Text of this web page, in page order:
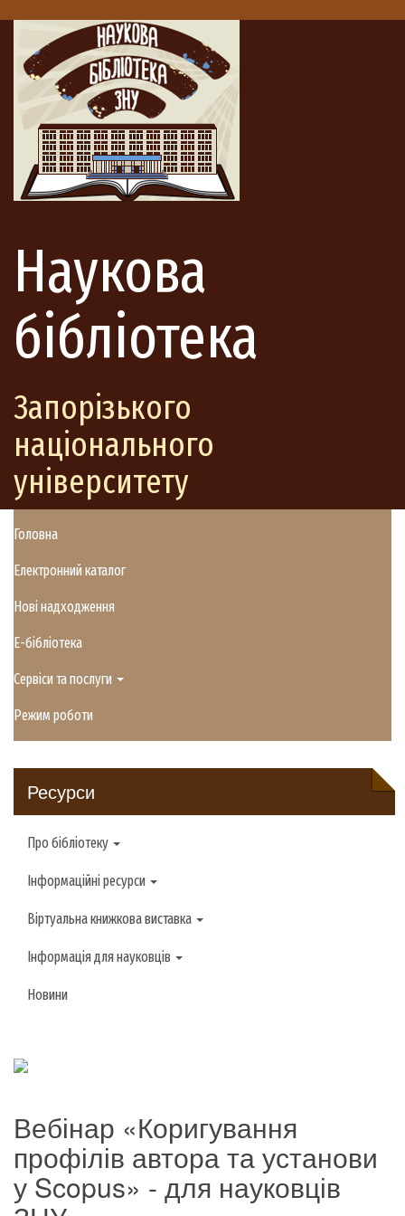
Наукова
бібліотека
Запорізького
національного
університету
Головна
Електронний каталог
Нові надходження
E-бібліотека
Сервіси та послуги
Режим роботи
Ресурси
Про бібліотеку
Інформаційні ресурси
Віртуальна книжкова виставка
Інформація для науковців
Новини
Вебінар «Коригування
профілів автора та установи
у Scopus» - для науковців